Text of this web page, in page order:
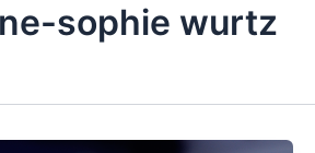
sophie wurtz